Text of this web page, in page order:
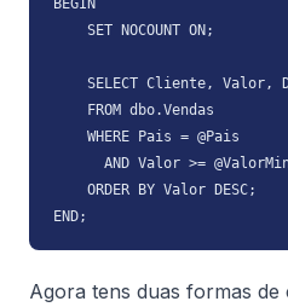
BEGIN
    SET NOCOUNT ON;
SELECT Cliente, Valor,
    FROM dbo.Vendas
    WHERE Pais = @Pais
AND Valor >=
    ORDER BY Valor DESC;
END;
Agora tens duas formas